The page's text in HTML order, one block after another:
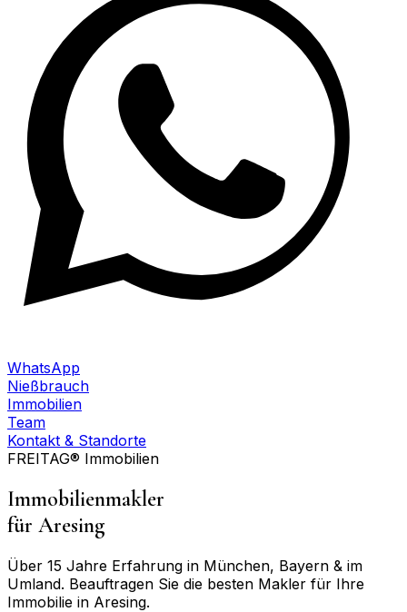
WhatsApp
Nießbrauch
Immobilien
Team
Kontakt & Standorte
FREITAG® Immobilien
Immobilienmakler
für Aresing
Über 15 Jahre Erfahrung in München, Bayern & im
Umland. Beauftragen Sie die besten Makler für Ihre
Immobilie in Aresing.